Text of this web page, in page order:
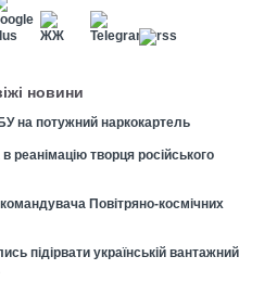
новини
на потужний наркокартель
реанімацію творця російського
Повітряно-космічних
підірвати українській вантажний